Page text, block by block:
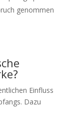
genommen
Einfluss
Dazu